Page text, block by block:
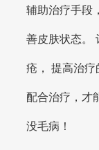
辅助治疗手段
善皮肤状态。
疮， 提高治疗
配合治疗，才
没毛病！